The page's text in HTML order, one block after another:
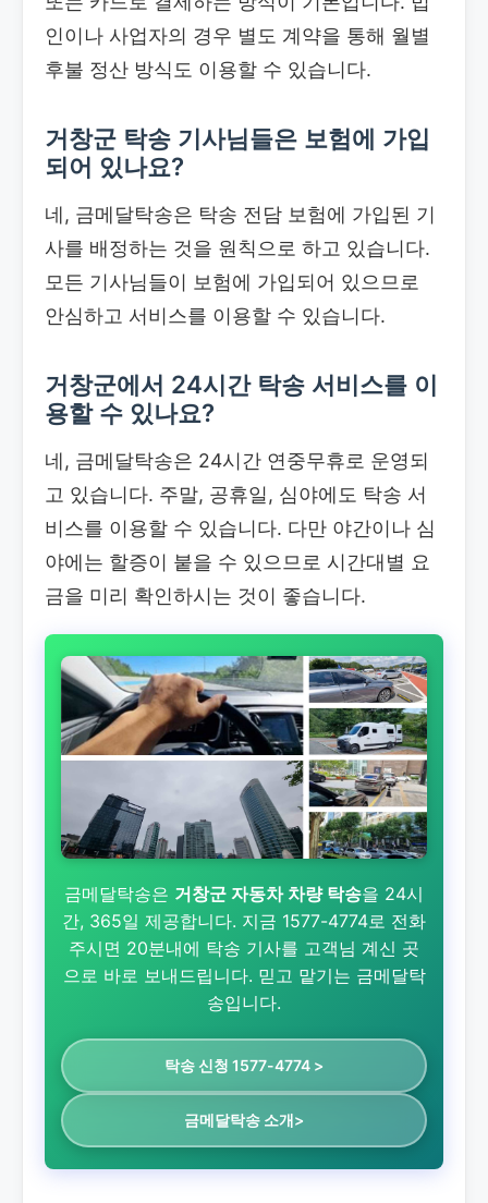
인이나 사업자의 경우 별도 계약을 통해 월별
후불 정산 방식도 이용할 수 있습니다.
거창군 탁송 기사님들은 보험에 가입
되어 있나요?
네, 금메달탁송은 탁송 전담 보험에 가입된 기
사를 배정하는 것을 원칙으로 하고 있습니다.
모든 기사님들이 보험에 가입되어 있으므로
안심하고 서비스를 이용할 수 있습니다.
거창군에서 24시간 탁송 서비스를 이
용할 수 있나요?
네, 금메달탁송은 24시간 연중무휴로 운영되
고 있습니다. 주말, 공휴일, 심야에도 탁송 서
비스를 이용할 수 있습니다. 다만 야간이나 심
야에는 할증이 붙을 수 있으므로 시간대별 요
금을 미리 확인하시는 것이 좋습니다.
금메달탁송은 거창군 자동차 차량 탁송을 24시
간, 365일 제공합니다. 지금 1577-4774로 전화
주시면 20분내에 탁송 기사를 고객님 계신 곳
으로 바로 보내드립니다. 믿고 맡기는 금메달탁
송입니다.
탁송 신청 1577-4774 >
금메달탁송 소개>